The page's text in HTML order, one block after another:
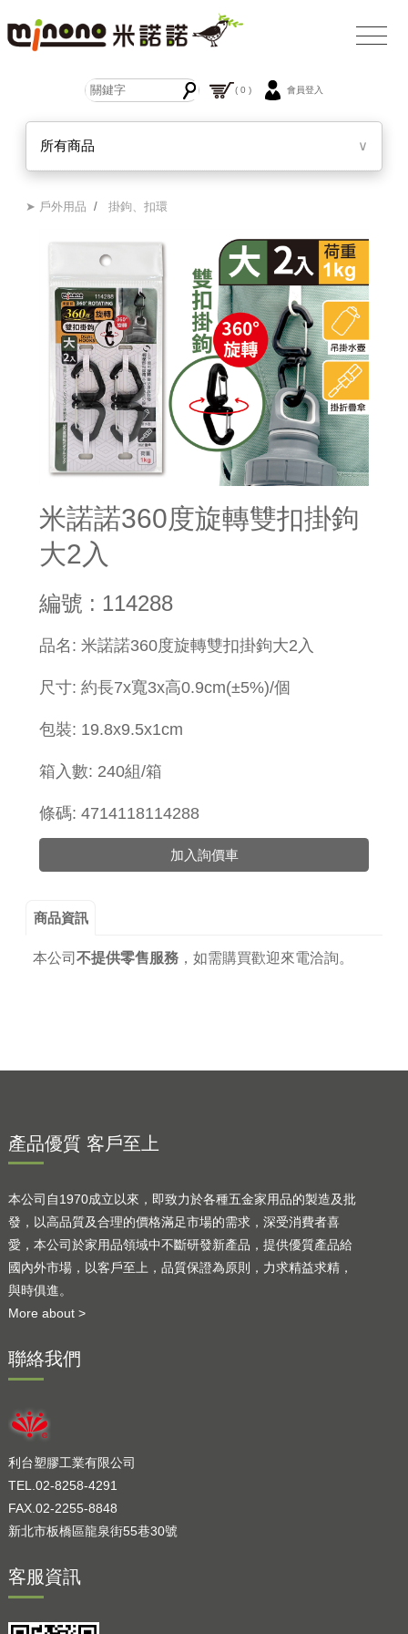
( 0 ) 會員登入
所有商品 ∨
➤ 戶外用品 /掛鉤、扣環
米諾諾360度旋轉雙扣掛鉤
大2入
編號 : 114288
品名: 米諾諾360度旋轉雙扣掛鉤大2入
尺寸: 約長7x寬3x高0.9cm(±5%)/個
包裝: 19.8x9.5x1cm
箱入數: 240組/箱
條碼: 4714118114288
加入詢價車
商品資訊
本公司 不提供零售服務， 如需購買歡迎來電洽詢。
產品優質 客戶至上
本公司自1970成立以來，即致力於各種五金家用品的製造及批
發，以高品質及合理的價格滿足市場的需求，深受消費者喜
愛，本公司於家用品領域中不斷研發新產品，提供優質產品給
國內外市場，以客戶至上，品質保證為原則，力求精益求精，
與時俱進。
More about >
聯絡我們
利台塑膠工業有限公司
TEL.02-8258-4291
FAX.02-2255-8848
新北市板橋區龍泉街55巷30號
客服資訊